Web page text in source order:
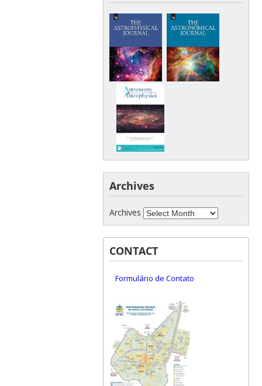
Archives
Archives
CONTACT
Formulário de Contato